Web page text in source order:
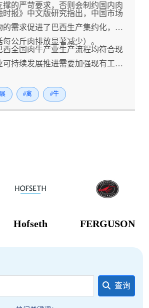
撑的严苛要求，否则会制约国内肉
时报》中文版研究指出，中国市场
的需求促进了巴西生产集约化，带
公斤肉排放显著减少）。
西全国肉牛产业生产流程均符合现
可持续发展推进需要加强现有工
#禽 #牛
Hofseth FERGUSON
查询